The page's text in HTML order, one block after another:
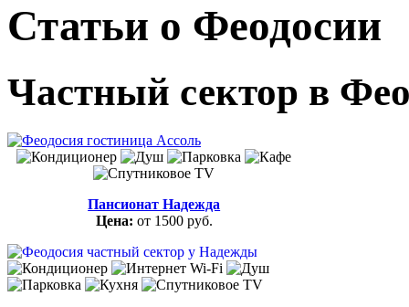
Статьи о Феодосии
Частный сектор в
Пансионат Надежда
Цена: от 1500 руб.